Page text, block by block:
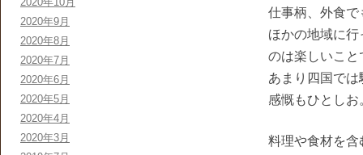
仕事柄、外食
ほかの地域に
のは楽しいこと
あまり四国で
感慨もひとしお
料理や食材を
2020年9月
2020年8月
2020年7月
2020年6月
2020年5月
2020年4月
2020年3月